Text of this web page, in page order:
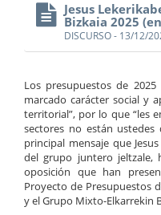
Jesus
Bizkaia 2025
DISCURSO - 13/12/
Los presupuestos de
marcado carácter social y
territorial”, por lo que “les
sectores no están ustedes
principal mensaje que
del grupo juntero jeltzale,
oposición que han
Proyecto de Presupuestos
y el Grupo Mixto-Elkarrekin